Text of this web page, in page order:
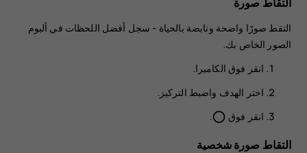
التقط صورًا واضحة ونابضة بالحياة - سجل أفضل اللحظات في ألبوم
الصور الخاص بك.
انقر فوق الكاميرا.
اختر الهدف واضبط التركيز.
انقر فوق panorama_fish_eye
.
التقاط صورة شخصية